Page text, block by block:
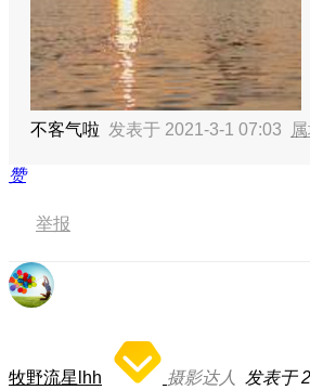
不客气啦 发表于 2021-3-1 07:03
赞
举报
牧野流星lhh 摄影达人 发表于